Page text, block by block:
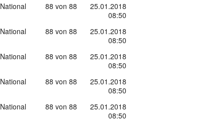
National 88 von 88
25.01.2018
08:50
National 88 von 88
25.01.2018
08:50
National 88 von 88
25.01.2018
08:50
National 88 von 88
25.01.2018
08:50
National 88 von 88
25.01.2018
08:50